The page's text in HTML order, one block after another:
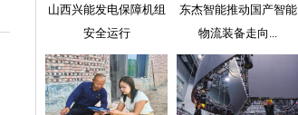
山西兴能发电保障机组
安全运行
东杰智能推动国产智能
物流装备走向...